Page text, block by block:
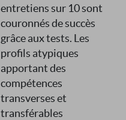
entretiens sur 10 sont
couronnés de succès
grâce aux tests. Les
profils atypiques
apportant des
compétences
transverses et
transférables